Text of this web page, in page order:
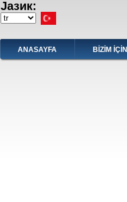
Јазик:
Select
language
ANASAYFA BIZIM IÇIN